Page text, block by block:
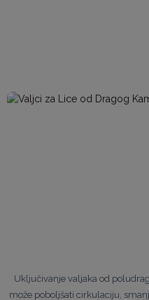
Uključivanje valjaka od
može poboljšati cirkulaciju,